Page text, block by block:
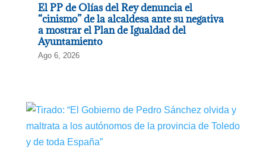
El PP de Olías del Rey denuncia el
“cinismo” de la alcaldesa ante su negativa
a mostrar el Plan de Igualdad del
Ayuntamiento
Ago 6, 2026